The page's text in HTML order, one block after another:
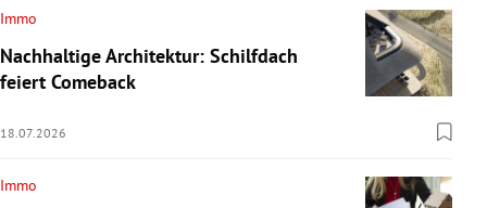
Immo
Nachhaltige Architektur: Schilfdach
feiert Comeback
18.07.2026
Immo